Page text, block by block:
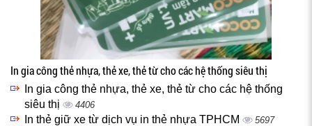
In gia công thẻ nhựa, thẻ xe, thẻ từ cho các hệ thống siêu thị
In gia công thẻ nhựa, thẻ xe, thẻ từ cho các hệ thống
siêu thị
4406
In thẻ giữ xe từ dịch vụ in thẻ nhựa TPHCM 5697